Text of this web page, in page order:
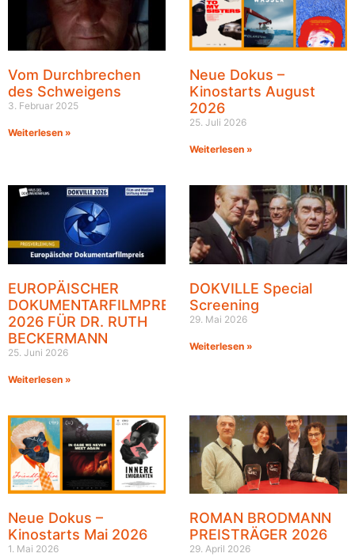
Vom Durchbrechen
des Schweigens
3. Februar 2025
Weiterlesen »
Neue Dokus –
Kinostarts August
2026
25. Juli 2026
Weiterlesen »
EUROPÄISCHER
DOKUMENTARFILMPREIS
2026 FÜR DR. RUTH
BECKERMANN
25. Juni 2026
Weiterlesen »
DOKVILLE Special
Screening
29. Mai 2026
Weiterlesen »
Neue Dokus –
Kinostarts Mai 2026
1. Mai 2026
ROMAN BRODMANN
PREISTRÄGER 2026
29. April 2026